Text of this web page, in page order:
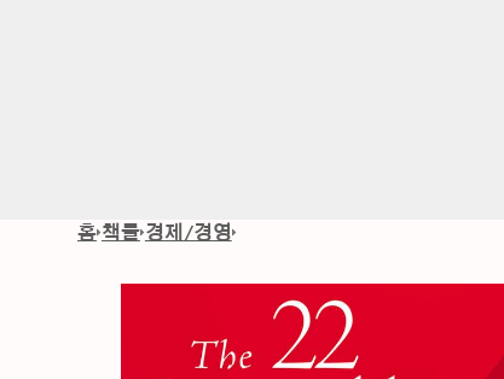
홈 책들 경제/경영